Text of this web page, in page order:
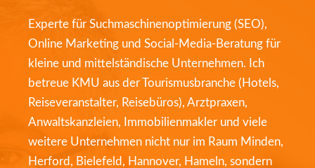
Experte für Suchmaschinenoptimierung (SEO),
Online Marketing und Social-Media-Beratung für
kleine und mittelständische Unternehmen. Ich
betreue KMU aus der Tourismusbranche (Hotels,
Reiseveranstalter, Reisebüros), Arztpraxen,
Anwaltskanzleien, Immobilienmakler und viele
weitere Unternehmen nicht nur im Raum Minden,
Herford, Bielefeld, Hannover, Hameln, sondern